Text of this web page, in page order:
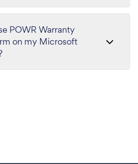
POWR Warranty
on my Microsoft